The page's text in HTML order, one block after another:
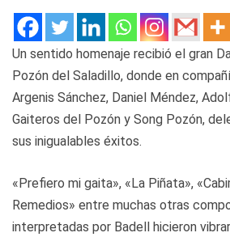
Un sentido homenaje recibió el gran
Pozón del Saladillo, donde en
Argenis Sánchez, Daniel Méndez,
Gaiteros del Pozón y Song Pozón,
sus inigualables éxitos.
«Prefiero mi gaita», «La Piñata»,
Remedios» entre muchas otras
interpretadas por Badell hicieron